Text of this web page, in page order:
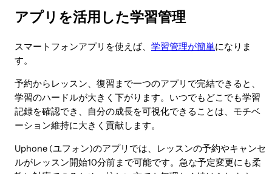
アプリを活用した学習管理
スマートフォンアプリを使えば、 学習管理が簡単になりま
す。
予約からレッスン、復習まで一つのアプリで完結できると、
学習のハードルが大きく下がります。いつでもどこでも学習
記録を確認でき、自分の成長を可視化できることは、モチベ
ーション維持に大きく貢献します。
Uphone (ユフォン)のアプリでは、レッスンの予約やキャンセ
ルがレッスン開始10分前まで可能です。急な予定変更にも柔